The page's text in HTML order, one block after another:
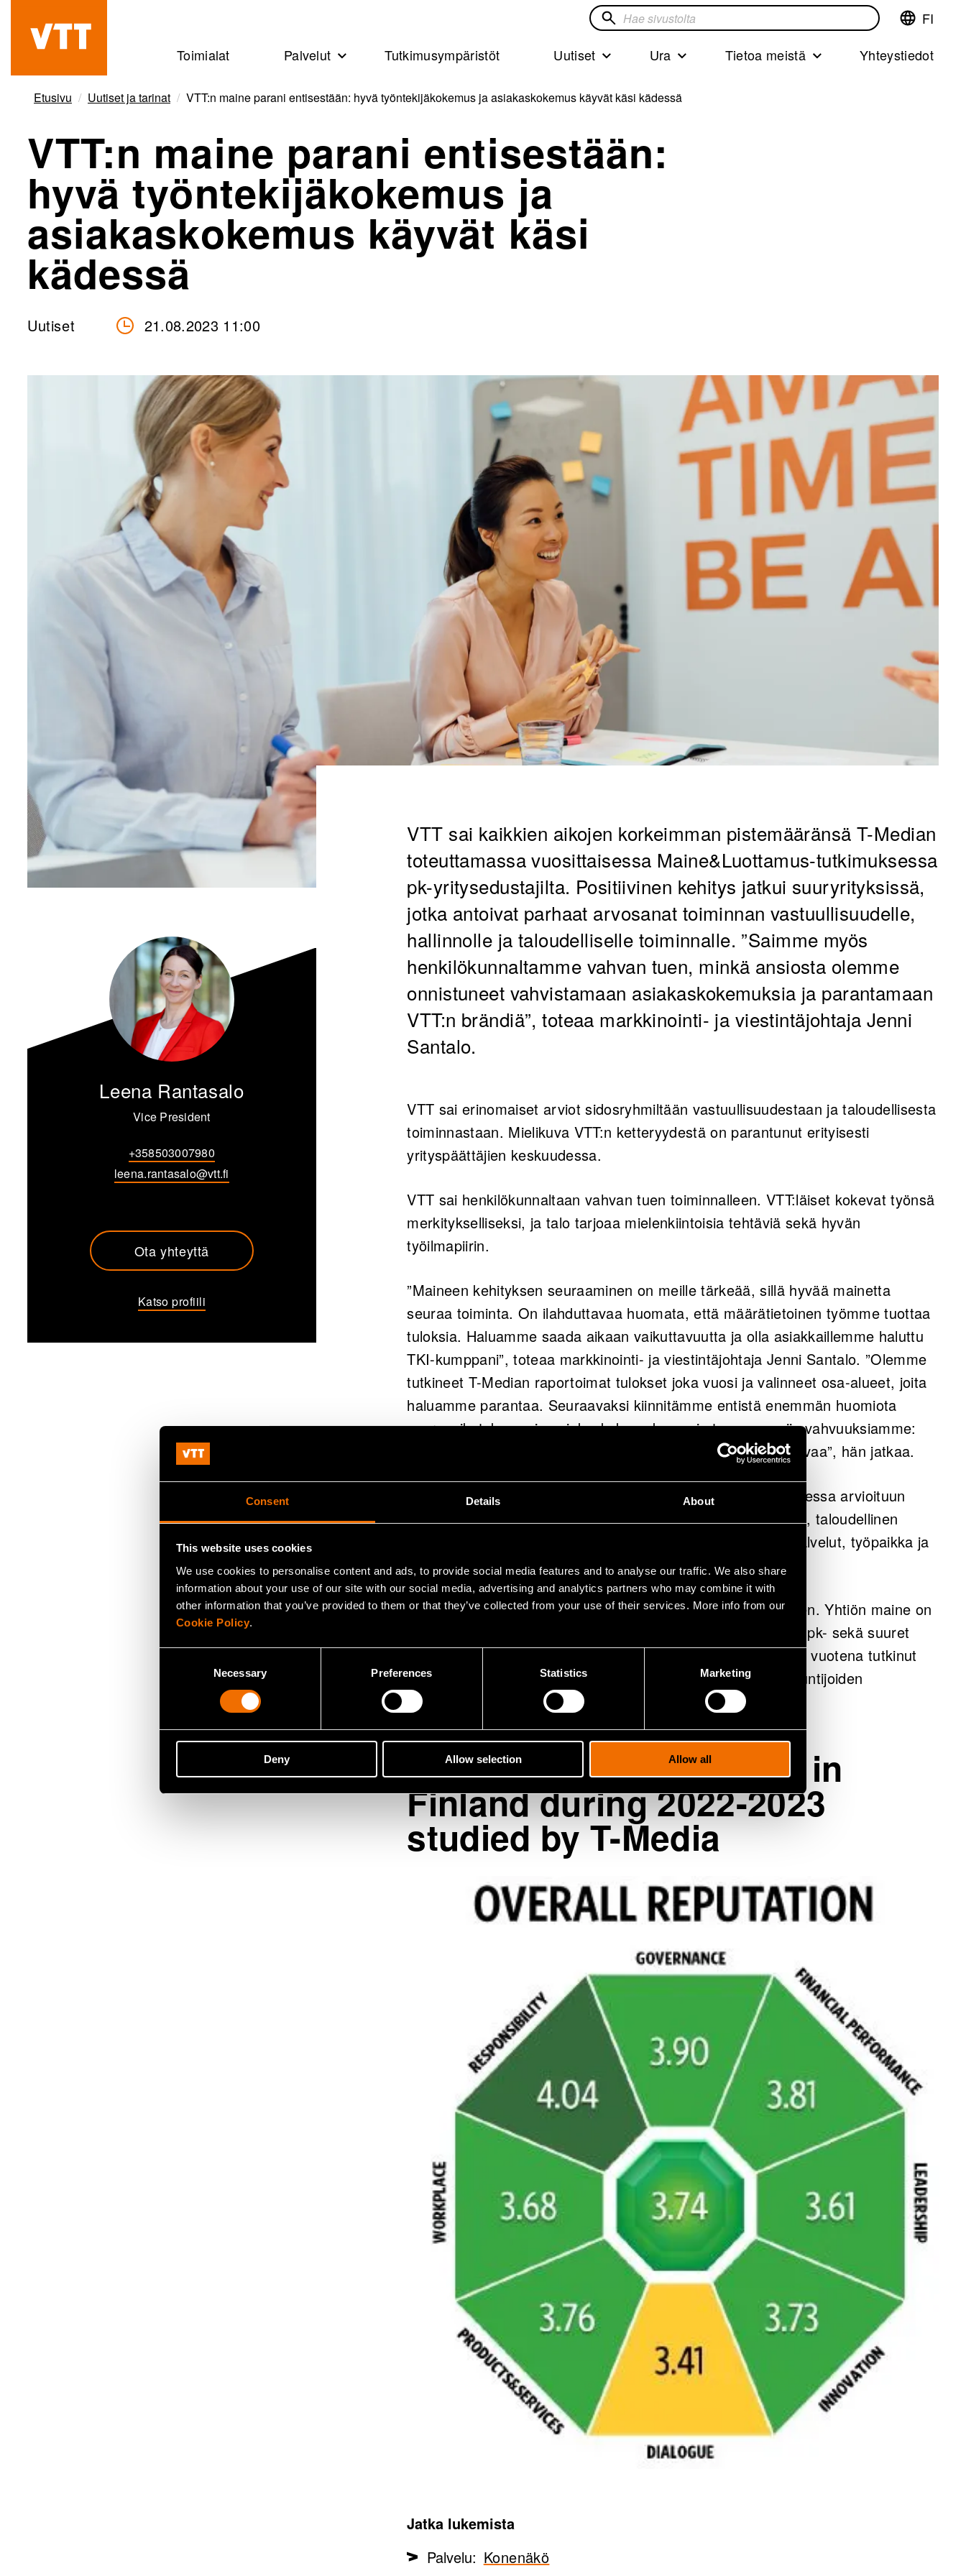
Consent Details About
This website uses cookies
We use cookies to personalise content and ads, to provide social media features and to analyse our traffic. We also share
information about your use of our site with our social media, advertising and analytics partners who may combine it with
other information that you’ve provided to them or that they’ve collected from your use of their services. More info from our
Cookie Policy.
Necessary Preferences Statistics Marketing
Deny Allow selection Allow all
pääsisältöön
Beyond
the
obvious
Vaihda
kieliFinnish
FI
Hae
Toimialat Palvelut Tutkimusympäristöt Uutiset Ura Tietoa meistä Yhteystiedot
Etusivu Uutiset ja tarinat VTT:n maine parani entisestään: hyvä työntekijäkokemus ja asiakaskokemus käyvät käsi kädessä
VTT:n maine parani entisestään:
hyvä työntekijäkokemus ja
asiakaskokemus käyvät käsi
kädessä
Uutiset 21.08.2023 11:00
VTT sai kaikkien aikojen korkeimman pistemääränsä T-Median
toteuttamassa vuosittaisessa Maine&Luottamus-tutkimuksessa
pk-yritysedustajilta. Positiivinen kehitys jatkui suuryrityksissä,
jotka antoivat parhaat arvosanat toiminnan vastuullisuudelle,
hallinnolle ja taloudelliselle toiminnalle. ”Saimme myös
henkilökunnaltamme vahvan tuen, minkä ansiosta olemme
onnistuneet vahvistamaan asiakaskokemuksia ja parantamaan
VTT:n brändiä”, toteaa markkinointi- ja viestintäjohtaja Jenni
Santalo.
VTT sai erinomaiset arviot sidosryhmiltään vastuullisuudestaan ja taloudellisesta
toiminnastaan. Mielikuva VTT:n ketteryydestä on parantunut erityisesti
yrityspäättäjien keskuudessa.
VTT sai henkilökunnaltaan vahvan tuen toiminnalleen. VTT:läiset kokevat työnsä
merkitykselliseksi, ja talo tarjoaa mielenkiintoisia tehtäviä sekä hyvän
työilmapiirin.
”Maineen kehityksen seuraaminen on meille tärkeää, sillä hyvää mainetta
seuraa toiminta. On ilahduttavaa huomata, että määrätietoinen työmme tuottaa
tuloksia. Haluamme saada aikaan vaikuttavuutta ja olla asiakkaillemme haluttu
TKI-kumppani”, toteaa markkinointi- ja viestintäjohtaja Jenni Santalo. ”Olemme
tutkineet T-Median raportoimat tulokset joka vuosi ja valinneet osa-alueet, joita
haluamme parantaa. Seuraavaksi kiinnitämme entistä enemmän huomiota
vuorovaikutukseen ja asiakaskokemukseen ja tuomme esiin vahvuuksiamme:
laadukkaita innovaatiota, vastuullisuutta ja työnantajamielikuvaa”, hän jatkaa.
T-Median vuosittain tekemässä Maine&Luottamus-tutkimuksessa arvioituun
vuosina 2022–2023 toiminnan seuraavia osa-alueilla: hallinto, taloudellinen
toiminta, johtaminen, innovointi, vuorovaikutus, tuotteet & palvelut, työpaikka ja
vastuullisuus.
VTT on seurannut maineensa kehitystä vuodesta 2014 lähtien. Yhtiön maine on
parantunut tasaisesti. Tutkitut sidosryhmät ovat suuri yleisö, pk- sekä suuret
yritykset, poliittiset päättäjät ja media. VTT on myös kahtena vuotena tutkinut
mainettaan omien työntekijöidensä ja teknologia-alan asiantuntijoiden
keskuudessa.
VTT's overall reputation in
Finland during 2022-2023
studied by T-Media
Jatka lukemista
Palvelu: Konenäkö
Leena Rantasalo
Vice President
+358503007980
leena.rantasalo@vtt.fi
Ota yhteyttä
Katso profiili